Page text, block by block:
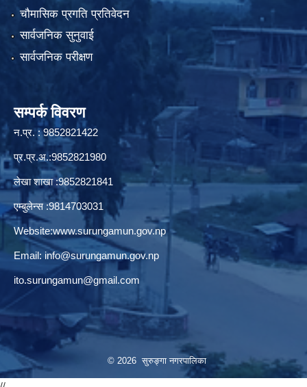
चौमासिक प्रगति प्रतिवेदन
सार्वजनिक सुनुवाई
सार्वजनिक परीक्षण
सम्पर्क विवरण
न.प्र. : 9852821422
प्र.प्र.अ.:9852821980
लेखा शाखा :9852821841
एम्बुलेन्स :9814703031
Website:www.surungamun.gov.np
Email: info@surungamun.gov.np
ito.surungamun@gmail.com
© 2026 सुरुङ्‍गा नगरपालिका